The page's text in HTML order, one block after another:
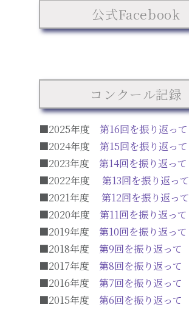
公式Facebook
コンクール記録
■2025年度 第16回を振り返って
■2024年度 第15回を振り返って
■2023年度 第14回を振り返って
■2022年度 第13回を振り返って
■2021年度 第12回を振り返って
■2020年度 第11回を振り返って
■2019年度 第10回を振り返って
■2018年度 第9回を振り返って
■2017年度 第8回を振り返って
■2016年度 第7回を振り返って
■2015年度 第6回を振り返って